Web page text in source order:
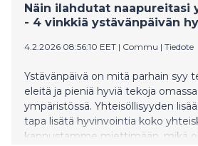
Näin ilahdutat naapureitasi
- 4 vinkkiä ystävänpäivän
4.2.2026 08:56:10 EET | Commu | Tiedote
Ystävänpäivä on mitä parhain syy
eleitä ja pieniä hyviä tekoja
ympäristössä. Yhteisöllisyyden
tapa lisätä hyvinvointia koko
kannustamme miettimään, mikä